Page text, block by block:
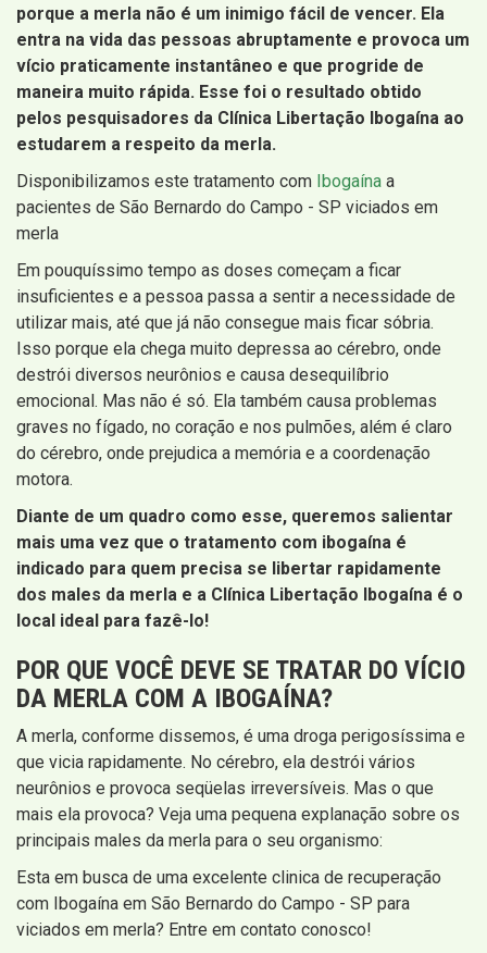
porque a merla não é um inimigo fácil de vencer. Ela
entra na vida das pessoas abruptamente e provoca um
vício praticamente instantâneo e que progride de
maneira muito rápida. Esse foi o resultado obtido
pelos pesquisadores da Clínica Libertação Ibogaína ao
estudarem a respeito da merla.
Disponibilizamos este tratamento com Ibogaína a
pacientes de São Bernardo do Campo - SP viciados em
merla
Em pouquíssimo tempo as doses começam a ficar
insuficientes e a pessoa passa a sentir a necessidade de
utilizar mais, até que já não consegue mais ficar sóbria.
Isso porque ela chega muito depressa ao cérebro, onde
destrói diversos neurônios e causa desequilíbrio
emocional. Mas não é só. Ela também causa problemas
graves no fígado, no coração e nos pulmões, além é claro
do cérebro, onde prejudica a memória e a coordenação
motora.
Diante de um quadro como esse, queremos salientar
mais uma vez que o tratamento com ibogaína é
indicado para quem precisa se libertar rapidamente
dos males da merla e a Clínica Libertação Ibogaína é o
local ideal para fazê-lo!
POR QUE VOCÊ DEVE SE TRATAR DO VÍCIO
DA MERLA COM A IBOGAÍNA?
A merla, conforme dissemos, é uma droga perigosíssima e
que vicia rapidamente. No cérebro, ela destrói vários
neurônios e provoca seqüelas irreversíveis. Mas o que
mais ela provoca? Veja uma pequena explanação sobre os
principais males da merla para o seu organismo:
Esta em busca de uma excelente clinica de recuperação
com Ibogaína em São Bernardo do Campo - SP para
viciados em merla? Entre em contato conosco!